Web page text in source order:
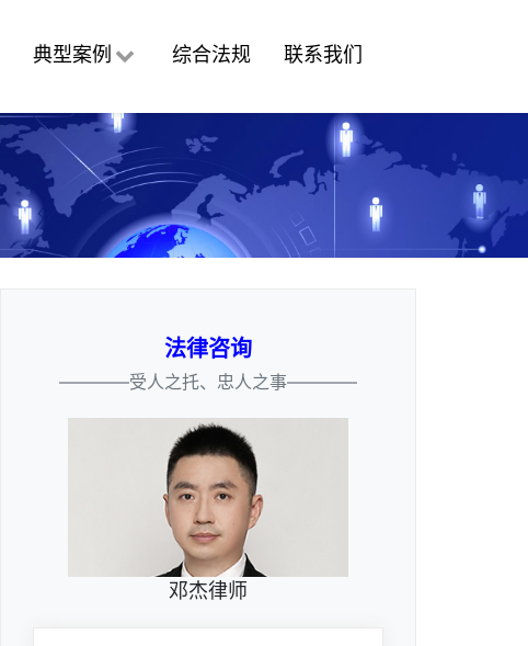
典型案例 综合法规 联系我们
法律咨询
————受人之托、忠人之事————
邓杰律师